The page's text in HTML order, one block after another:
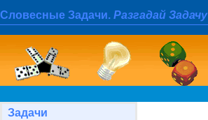
Словесные Задачи. Разгадай Задачу
Задачи